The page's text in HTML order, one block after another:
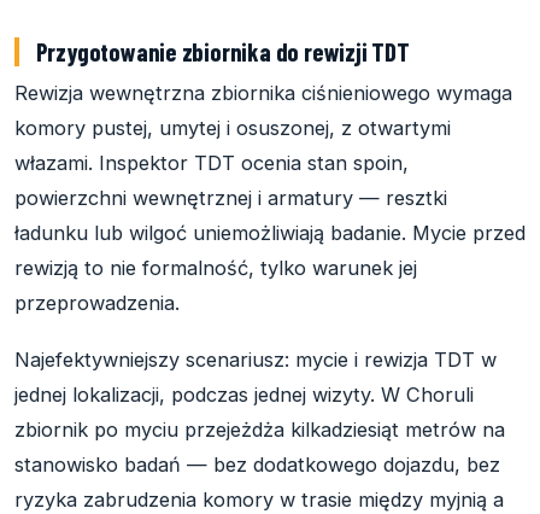
Przygotowanie zbiornika do rewizji TDT
Rewizja wewnętrzna zbiornika ciśnieniowego wymaga
komory pustej, umytej i osuszonej, z otwartymi
włazami. Inspektor TDT ocenia stan spoin,
powierzchni wewnętrznej i armatury — resztki
ładunku lub wilgoć uniemożliwiają badanie. Mycie przed
rewizją to nie formalność, tylko warunek jej
przeprowadzenia.
Najefektywniejszy scenariusz: mycie i rewizja TDT w
jednej lokalizacji, podczas jednej wizyty. W Choruli
zbiornik po myciu przejeżdża kilkadziesiąt metrów na
stanowisko badań — bez dodatkowego dojazdu, bez
ryzyka zabrudzenia komory w trasie między myjnią a